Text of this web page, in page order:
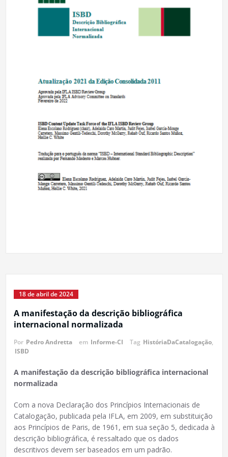
18 de abril de 2024
A manifestação da descrição bibliográfica
internacional normalizada
Por Pedro Andretta em Informe-CI Tag HistóriaDaCatalogação,
ISBD
A manifestação da descrição bibliográfica internacional
normalizada
Com a nova Declaração dos Princípios Internacionais de
Catalogação, publicada pela IFLA, em 2009, em substituição
aos Princípios de Paris, de 1961, em sua seção 5, dedicada à
descrição bibliográfica, é ressaltado que os dados
descritivos devem ser baseados em um padrão.